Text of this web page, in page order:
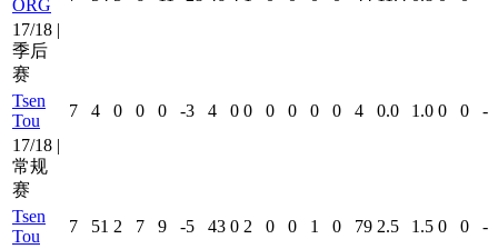
ORG
17/18 |
季后
赛
Tsen
Tou
7 4 0 0 0 -3 4 0 0 0 0 0 0 4 0.0 1.0 0 0
-
17/18 |
常规
赛
Tsen
Tou
7 51 2 7 9 -5 43 0 2 0 0 1 0 79 2.5 1.5 0 0
-